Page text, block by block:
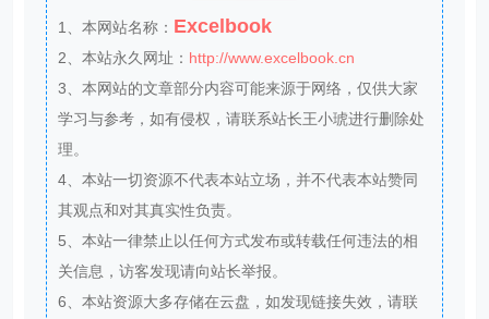
1、本网站名称： Excelbook
2、本站永久网址： http://www.excelbook.cn
3、本网站的文章部分内容可能来源于网络，仅供大家
学习与参考，如有侵权，请联系站长王小琥进行删除处
理。
4、本站一切资源不代表本站立场，并不代表本站赞同
其观点和对其真实性负责。
5、本站一律禁止以任何方式发布或转载任何违法的相
关信息，访客发现请向站长举报。
6、本站资源大多存储在云盘，如发现链接失效，请联